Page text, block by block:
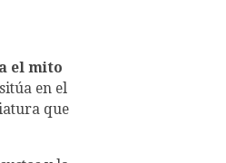
el mito
en el
que